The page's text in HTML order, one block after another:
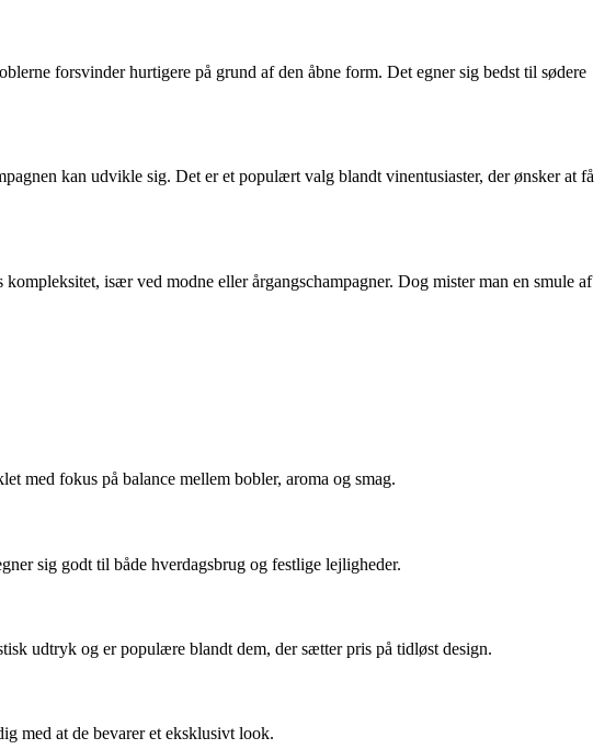
forsvinder hurtigere på grund af den åbne form. Det egner sig bedst til sødere
kan udvikle sig. Det er et populært valg blandt vinentusiaster, der ønsker at få
især ved modne eller årgangschampagner. Dog mister man en smule af
med fokus på balance mellem bobler, aroma og smag.
sig godt til både hverdagsbrug og festlige lejligheder.
udtryk og er populære blandt dem, der sætter pris på tidløst design.
med at de bevarer et eksklusivt look.